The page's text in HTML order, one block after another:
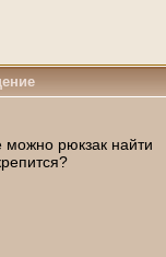
можно рюкзак найти